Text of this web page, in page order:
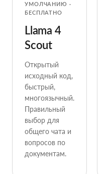
УМОЛЧАНИЮ ·
БЕСПЛАТНО
Llama 4
Scout
Открытый
исходный код,
быстрый,
многоязычный.
Правильный
выбор для
общего чата и
вопросов по
документам.